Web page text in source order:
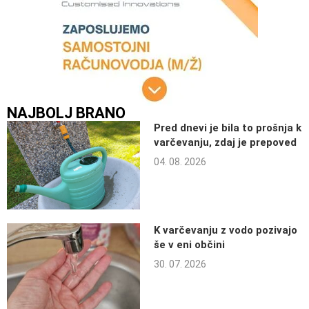
NAJBOLJ BRANO
Pred dnevi je bila to prošnja k
varčevanju, zdaj je prepoved
04. 08. 2026
K varčevanju z vodo pozivajo
še v eni občini
30. 07. 2026